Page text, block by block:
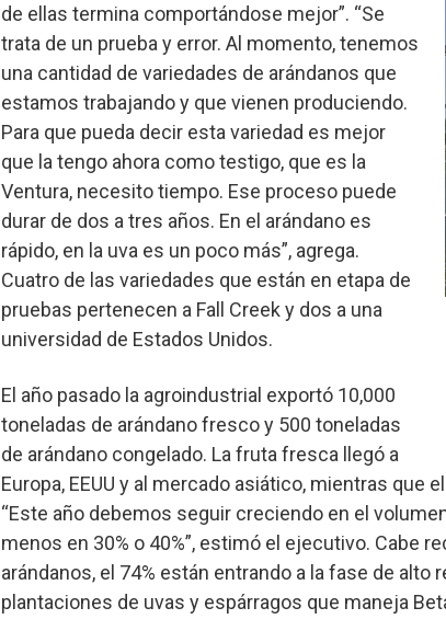
de ellas termina comportándose mejor”. “Se
trata de un prueba y error. Al momento, tenemos
una cantidad de variedades de arándanos que
estamos trabajando y que vienen produciendo.
Para que pueda decir esta variedad es mejor
que la tengo ahora como testigo, que es la
Ventura, necesito tiempo. Ese proceso puede
durar de dos a tres años. En el arándano es
rápido, en la uva es un poco más”, agrega.
Cuatro de las variedades que están en etapa de
pruebas pertenecen a Fall Creek y dos a una
universidad de Estados Unidos.
El año pasado la agroindustrial exportó 10,000
toneladas de arándano fresco y 500 toneladas
de arándano congelado. La fruta fresca llegó a
Europa, EEUU y al mercado asiático, mientras que
“Este año debemos seguir creciendo en el
menos en 30% o 40%”, estimó el ejecutivo. Cabe
arándanos, el 74% están entrando a la fase de alto
plantaciones de uvas y espárragos que maneja